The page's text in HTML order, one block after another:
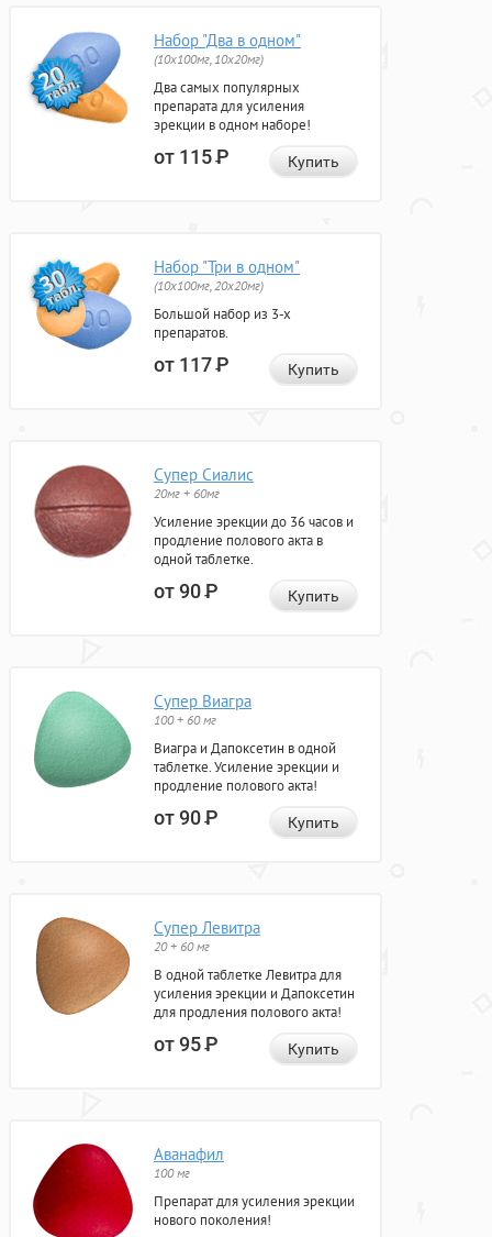
Набор "Два в одном"
(10x100мг, 10x20мг)
Два самых популярных
препарата для усиления
эрекции в одном наборе!
от 115Р Купить
Набор "Три в одном"
(10x100мг, 20x20мг)
Большой набор из 3-х
препаратов.
от 117Р Купить
Супер Сиалис
20мг + 60мг
Усиление эрекции до 36 часов и
продление полового акта в
одной таблетке.
от 90Р Купить
Супер Виагра
100 + 60 мг
Виагра и Дапоксетин в одной
таблетке. Усиление эрекции и
продление полового акта!
от 90Р Купить
Супер Левитра
20 + 60 мг
В одной таблетке Левитра для
усиления эрекции и Дапоксетин
для продления полового акта!
от 95Р Купить
Аванафил
100 мг
Препарат для усиления эрекции
нового поколения!